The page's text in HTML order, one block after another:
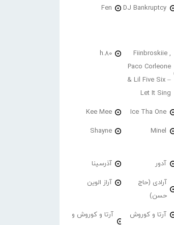
DJ Bankruptcy
Fen
Fiinbroskiie ,
Paco Corleone
& Lil Five Six –
Let It Sing
h.80
Ice Tha One
Kee Mee
Minel
Shayne
آدور آذرسینا
آرادی (حاج
حسن)
آراز الوین
آرتا و کوروش
آرتا و کوروش و